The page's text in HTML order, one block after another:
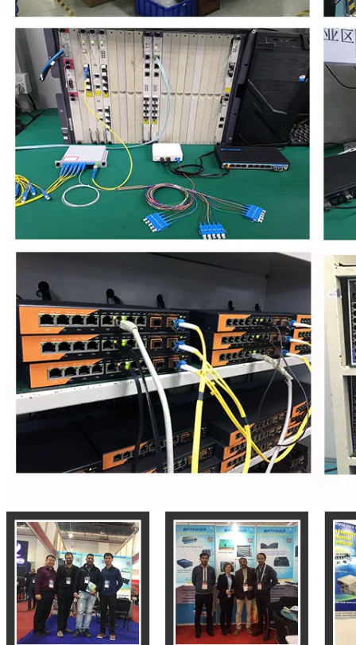
υποβολή